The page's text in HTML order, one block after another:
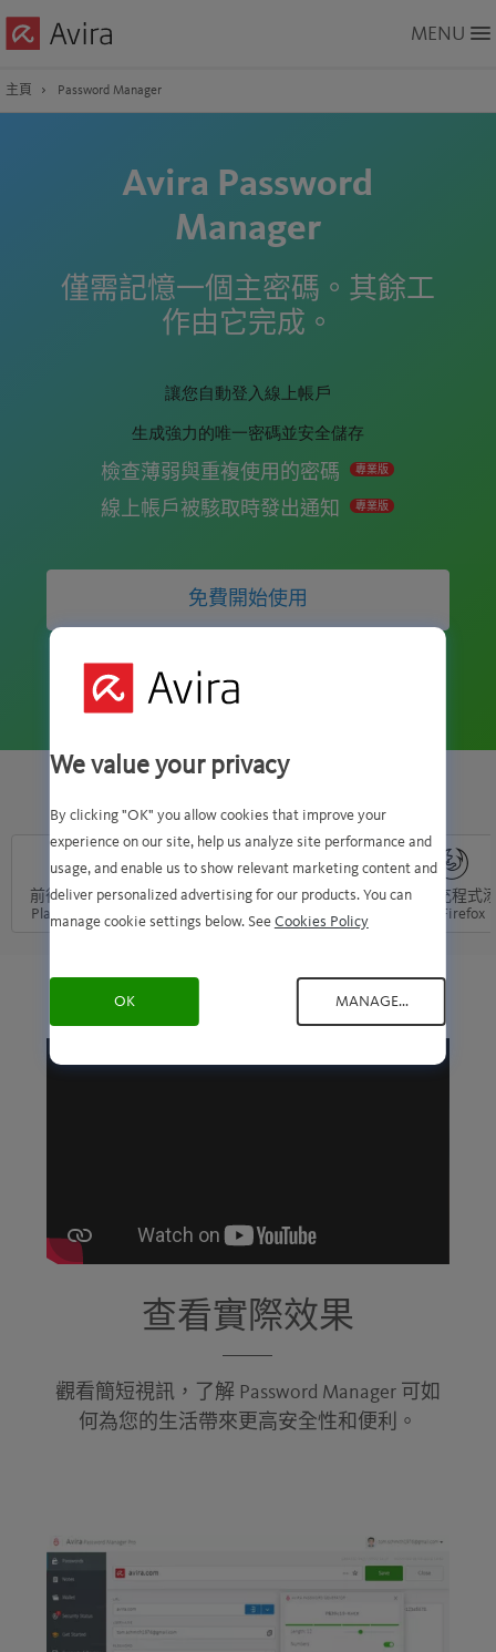
to
Content
MENU
主頁 Password Manager
Avira Password
Manager
僅需記憶一個主密碼。其餘工
作由它完成。
讓您自動登入線上帳戶
生成強力的唯一密碼並安全儲存
檢查薄弱與重複使用的密碼 專業版
線上帳戶被駭取時發出通知 專業版
免費開始使用
前往 Google
Play 下載 >
可在 App Store
下載 >
把擴充程式添
加至 Chrome >
把擴充程式
加至 Firefox >
查看實際效果
觀看簡短視訊，了解 Password Manager 可如
何為您的生活帶來更高安全性和便利。
We value your privacy
By clicking "OK" you allow cookies that improve your
experience on our site, help us analyze site performance and
usage, and enable us to show relevant marketing content and
deliver personalized advertising for our products. You can
manage cookie settings below. See Cookies Policy
OK MANAGE...